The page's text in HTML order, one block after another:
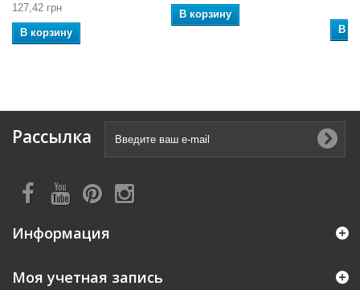
127,42 грн
В корзину
В корзину
В
Рассылка
Информация
Моя учетная запись